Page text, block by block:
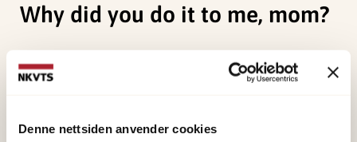
Denne nettsiden anvender cookies
Why did you do it to me, mom?
Responsible for the subject content has been
Nasjonalt kunnskapssenter om vold og traumatisk
Download the movie with english subtitles